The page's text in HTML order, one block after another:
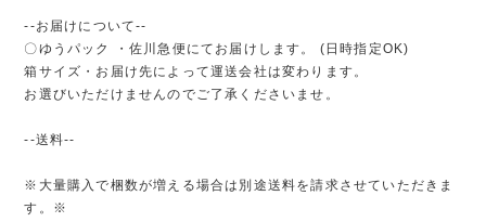
--お届けについて--
〇ゆうパック ・佐川急便にてお届けします。 (日時指定OK)
箱サイズ・お届け先によって運送会社は変わります。
お選びいただけませんのでご了承くださいませ。
--送料--
※大量購入で梱数が増える場合は別途送料を請求させていただきま
す。※